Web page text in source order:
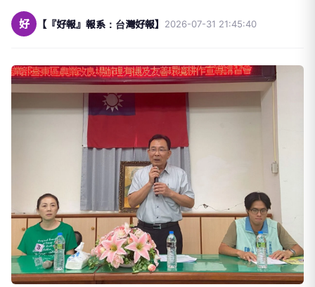
好 【『好報』報系：台灣好報】 2026-07-31 21:45:40